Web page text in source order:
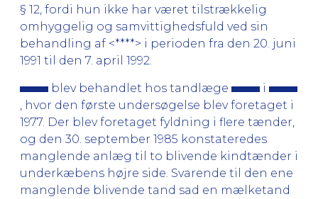
§ 12, fordi hun ikke har været tilstrækkelig
omhyggelig og samvittighedsfuld ved sin
behandling af <****> i perioden fra den 20. juni
1991 til den 7. april 1992.
blev behandlet hos tandlæge
i
, hvor den første undersøgelse blev foretaget i
1977. Der blev foretaget fyldning i flere tænder,
og den 30. september 1985 konstateredes
manglende anlæg til to blivende kindtænder i
underkæbens højre side. Svarende til den ene
manglende blivende tand sad en mælketand